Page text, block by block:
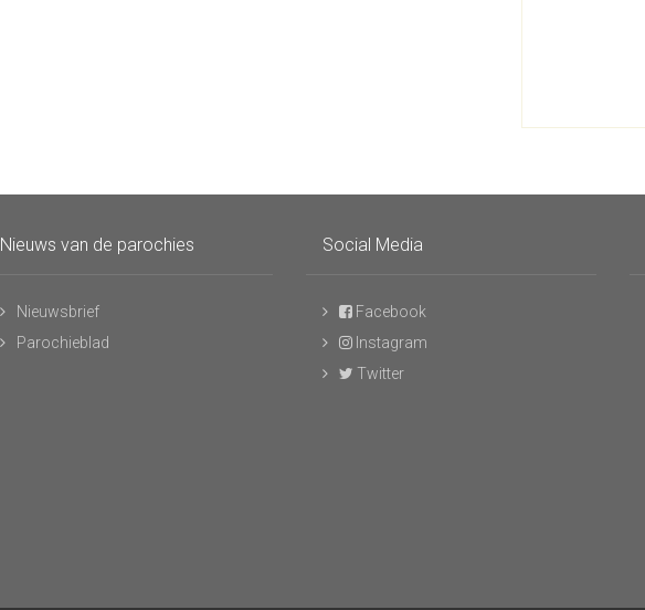
Nieuws van de parochies
Nieuwsbrief
Parochieblad
Social Media
Facebook
Instagram
Twitter